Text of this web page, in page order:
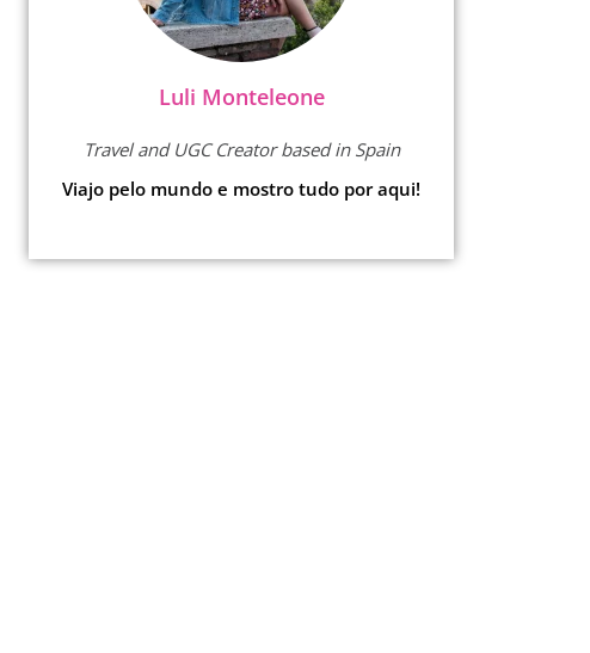
Luli Monteleone
Travel and UGC Creator based in Spain
Viajo pelo mundo e mostro tudo por aqui!